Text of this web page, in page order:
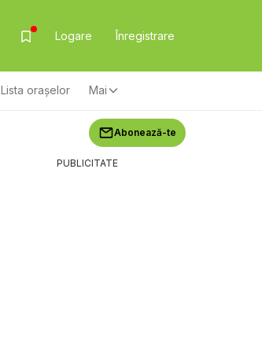
Logare Înregistrare
Lista oraşelor Mai
Abonează-te
PUBLICITATE